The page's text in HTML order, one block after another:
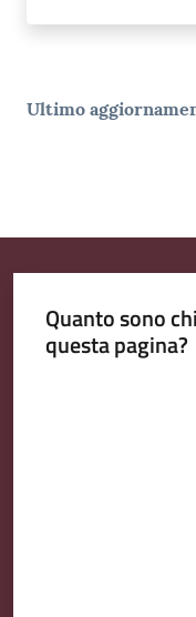
Ultimo
Quanto sono
questa pagina?